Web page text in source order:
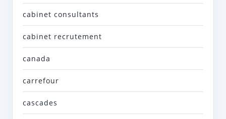
cabinet consultants
cabinet recrutement
canada
carrefour
cascades